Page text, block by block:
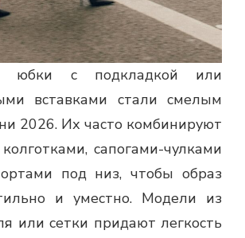
юбки с подкладкой или
вставками стали смелым
2026. Их часто комбинируют
сапогами-чулками
под низ, чтобы образ
и уместно. Модели из
или сетки придают легкость